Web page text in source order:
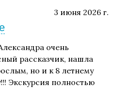
3 июня 2026 г.
очень
рассказчик, нашла
но и к 8 летнему
Экскурсия полностью